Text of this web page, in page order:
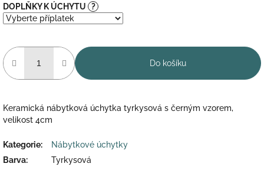
DOPLŇKY K ÚCHYTU ?
Do košíku
Keramická nábytková úchytka tyrkysová s černým vzorem,
velikost 4cm
Kategorie:
Nábytkové úchytky
Barva:
Tyrkysová